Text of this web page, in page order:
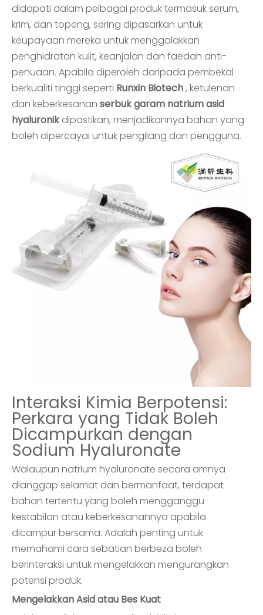
didapati dalam pelbagai produk termasuk serum,
krim, dan topeng, sering dipasarkan untuk
keupayaan mereka untuk menggalakkan
penghidratan kulit, keanjalan dan faedah anti-
penuaan. Apabila diperoleh daripada pembekal
berkualiti tinggi seperti Runxin Biotech, ketulenan
dan keberkesanan serbuk garam natrium asid
hyaluronikdipastikan, menjadikannya bahan yang
boleh dipercayai untuk pengilang dan pengguna.
Interaksi Kimia Berpotensi:
Perkara yang Tidak Boleh
Dicampurkan dengan
Sodium Hyaluronate
Walaupun natrium hyaluronate secara amnya
dianggap selamat dan bermanfaat, terdapat
bahan tertentu yang boleh mengganggu
kestabilan atau keberkesanannya apabila
dicampur bersama. Adalah penting untuk
memahami cara sebatian berbeza boleh
berinteraksi untuk mengelakkan mengurangkan
potensi produk.
Mengelakkan Asid atau Bes Kuat